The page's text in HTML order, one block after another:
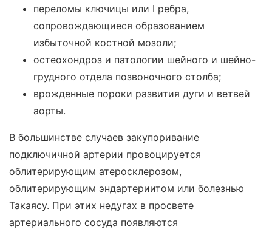
переломы ключицы или I ребра,
сопровождающиеся образованием
избыточной костной мозоли;
остеохондроз и патологии шейного и шейно-
грудного отдела позвоночного столба;
врожденные пороки развития дуги и ветвей
аорты.
В большинстве случаев закупоривание
подключичной артерии провоцируется
облитерирующим атеросклерозом,
облитерирующим эндартериитом или болезнью
Такаясу. При этих недугах в просвете
артериального сосуда появляются